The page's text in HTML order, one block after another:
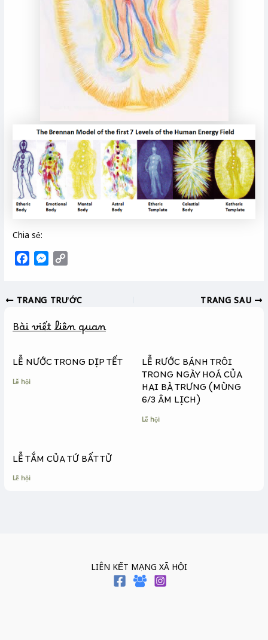
Chia sẻ:
e
o
k
M
s
n
e
y
i
k
TRANG TRƯỚC TRANG SAU
Bài viết liên quan
LỄ NƯỚC TRONG DỊP TẾT
Lễ hội
LỄ RƯỚC BÁNH TRÔI
TRONG NGÀY HOÁ CỦA
HAI BÀ TRƯNG (MÙNG
6/3 ÂM LỊCH)
Lễ hội
LỄ TẮM CỦA TỨ BẤT TỬ
Lễ hội
LIÊN KẾT MẠNG XÃ HỘI